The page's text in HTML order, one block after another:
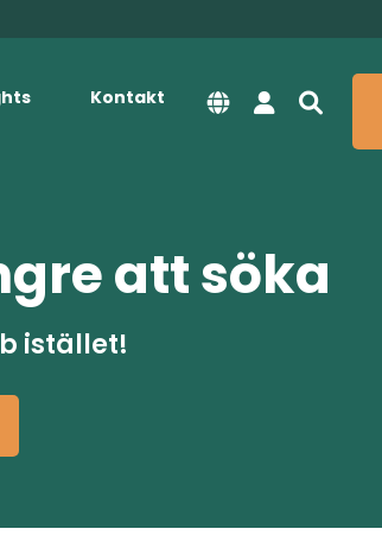
Kontakt
att söka
istället!